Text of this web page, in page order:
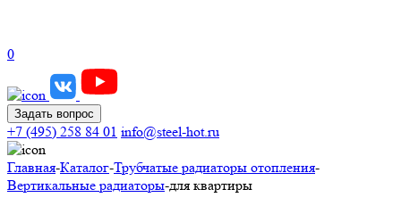
0
Задать вопрос
+7 (495) 258 84 01 info@steel-hot.ru
Главная-Каталог-Трубчатые радиаторы отопления-
Вертикальные радиаторы-для квартиры